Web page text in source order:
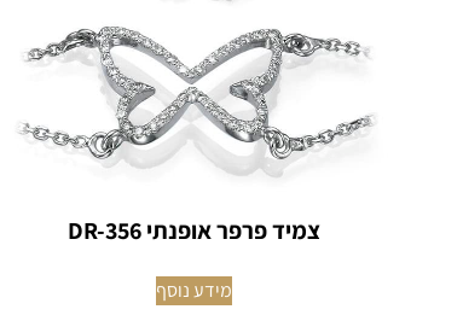
צמיד פרפר אופנתי DR-356
מידע נוסף